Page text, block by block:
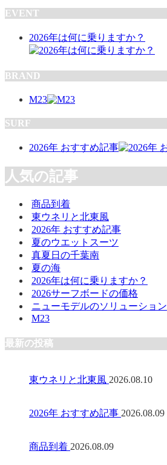
EVENT
2026年は何に乗りますか？
BRAND
M23
SURF
2026年 おすすめ記事
人気の記事
商品到着
東ウネリと北東風
2026年 おすすめ記事
夏のウエットスーツ
真夏日の千葉南
夏の海
2026年は何に乗りますか？
2026サーフボードの価格
ニューモデルのソリューション
M23
最新の投稿
東ウネリと北東風 2026.08.10
2026年 おすすめ記事 2026.08.09
商品到着 2026.08.09